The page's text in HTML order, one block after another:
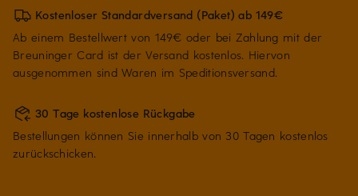
Kostenloser Standardversand (Paket) ab 149€
Ab einem Bestellwert von 149€ oder bei Zahlung mit der
Breuninger Card ist der Versand kostenlos. Hiervon
ausgenommen sind Waren im Speditionsversand.
30 Tage kostenlose Rückgabe
Bestellungen können Sie innerhalb von 30 Tagen kostenlos
zurückschicken.